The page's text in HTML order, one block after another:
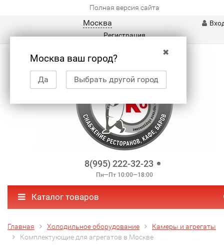
Полная версия сайта
Москва
✖
Москва ваш город?
Да Выбрать другой город
Регистрация
8(995) 222-32-23
Пн—Пт 10:00—18:00
Каталог товаров
Главная Холодильное оборудование
Камеры и агрегаты
Комплектующие для агрегатов в Москве